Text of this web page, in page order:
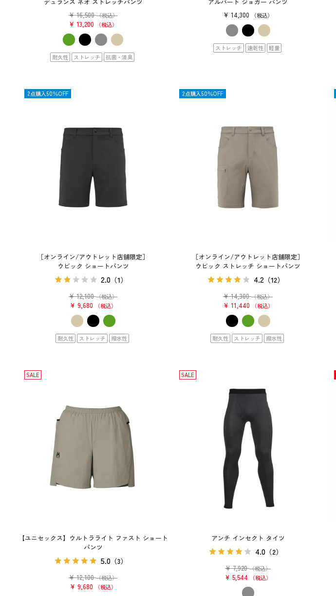
¥ 16,500 （税込）
¥ 13,200 税込
耐久性 ストレッチ 抗菌・消臭
¥ 14,300 税込
ストレッチ 速乾性 軽量
［オンライン/アウトレット店舗限定］
ウビック ショートパンツ
2.0（1）
¥ 12,100 （税込）
¥ 9,680 税込
SALE
耐久性 ストレッチ 撥水性
2点購入50％OFF
［オンライン/アウトレット店舗限定］
ウビック ストレッチ ショートパンツ
4.2（12）
¥ 14,300 （税込）
¥ 11,440 税込
SALE
耐久性 ストレッチ 撥水性
2点購入50％OFF
【ユニセックス】ウルトラライト ファスト ショート
パンツ
5.0（3）
¥ 12,100 （税込）
¥ 9,680 税込
SALE
アンチ インセクト タイツ
4.0（2）
¥ 7,920 （税込）
¥ 5,544 税込
SALE